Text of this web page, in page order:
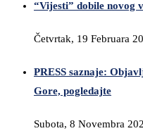
“Vijesti” dobile novog
Četvrtak, 19 Februara
PRESS saznaje:
Gore, pogledajte
Subota, 8 Novembra